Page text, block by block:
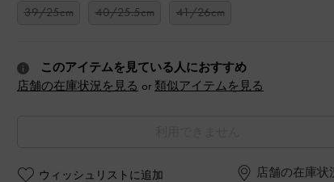
39/25cm
40/25.5cm 41/26cm
このアイテムを見ている人におすすめ
店舗の在庫状況を見る or 類似アイテムを見る
ウィッシュリストに追加 店舗の在庫状